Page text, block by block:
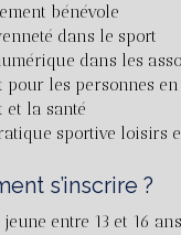
bénévole
dans le sport
dans les
pour les personnes
et la santé
sportive loisirs
s’inscrire ?
jeune entre 13 et 16